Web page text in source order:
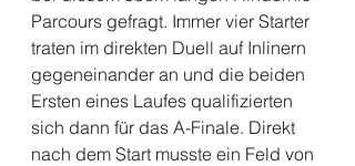
Parcours gefragt. Immer vier Starter
traten im direkten Duell auf Inlinern
gegeneinander an und die beiden
Ersten eines Laufes qualifizierten
sich dann für das A-Finale. Direkt
nach dem Start musste ein Feld von